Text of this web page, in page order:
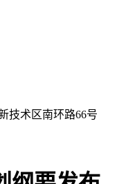
技术区南环路66号